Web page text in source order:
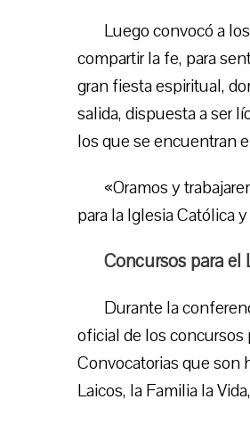
Luego convocó a
compartir la fe, para
gran fiesta espiritual,
salida, dispuesta a ser
los que se encuentran
«Oramos y
para la Iglesia Católica
Concursos para el
Durante la
oficial de los concursos
Convocatorias que son
Laicos, la Familia la